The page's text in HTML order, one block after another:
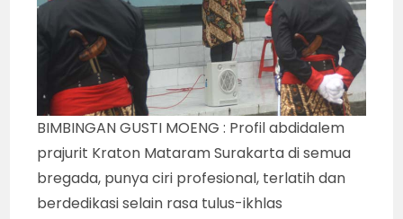
BIMBINGAN GUSTI MOENG : Profil abdidalem
prajurit Kraton Mataram Surakarta di semua
bregada, punya ciri profesional, terlatih dan
berdedikasi selain rasa tulus-ikhlas